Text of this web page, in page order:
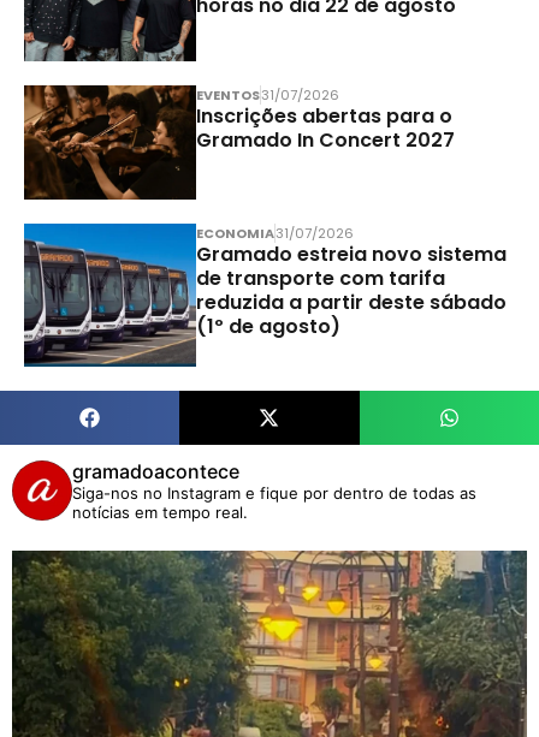
EVENTOS31/07/2026
Inscrições abertas para o
Gramado In Concert 2027
ECONOMIA31/07/2026
Gramado estreia novo sistema
de transporte com tarifa
reduzida a partir deste sábado
(1º de agosto)
gramadoacontece
Siga-nos no Instagram e fique por dentro de todas as
notícias em tempo real.